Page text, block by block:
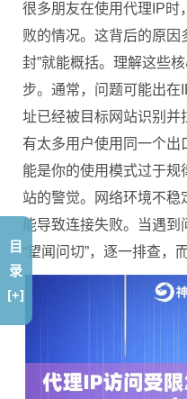
很多朋友在使用代理IP时
败的情况。这背后的原因
封”就能概括。理解这些
步。通常，问题可能出
址已经被目标网站识别并
有太多用户使用同一个
能是你的使用模式过于规
站的警觉。网络环境不
能导致连接失败。当遇
“望闻问切”，逐一排查，
目
录
[+]